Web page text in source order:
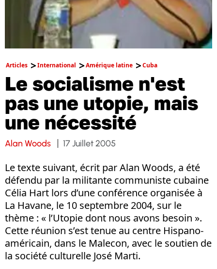
Articles International Amérique latine Cuba
Le socialisme n'est
pas une utopie, mais
une nécessité
Alan Woods 17 Juillet 2005
Le texte suivant, écrit par Alan Woods, a été
défendu par la militante communiste cubaine
Célia Hart lors d’une conférence organisée à
La Havane, le 10 septembre 2004, sur le
thème : « l’Utopie dont nous avons besoin ».
Cette réunion s’est tenue au centre Hispano-
américain, dans le Malecon, avec le soutien de
la société culturelle José Marti.